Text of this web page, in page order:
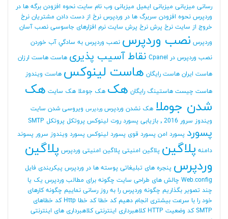
رسانی میزبانی میزبانی ایمیل میزبانی وب نام سایت نحوه افزودن برگه ها در
وردپرس نحوه افزودن سربرگ ها در وردپرس نرخ از دست دادن مشتریان نرخ
خروج از سایت نرخ پرش نرخ پرش سایت نرم افزارهای جاسوسی نصب آسان
وردپرس نصب وردپرس نصب وردپرس به سادگي آب خوردن
نصب وردپرس در Cpanel
نقاط آسیب پذیری هاست هاست ارزان
هاست ایران هاست رایگان هاست لینوکس هاست ویندوز
هاست چیست هاستینگ رایگان هک هک جوملا هک سایت هک
شدن جوملا هک نشدن وردپرس وردپرس ویروسی شدن سایت
ویندوز سرور 2016
٬ بازیابی پسورد روت لینوکس پروتکل پروتکل SMTP
پسورد پسورد امن پسورد قوی پسورد لینوکس پسورد ویندوز سرور پسوند
دامنه پلاگین پلاگین امنیتی پلاگین امنیتی وردپرس پلاگین
وردپرس پنجره های تبلیغاتی پوسته ها در وردپرس پیکربندی فایل
Web.config چالش های طراحی سایت چگونه برای مطالب وردپرس یک یا
چند تصویر بگذاریم چگونه وردپرس را به روز رسانی نماییم چگونه کارهای
خود را با سرعت بیشتری انجام دهیم کد خطا کد خطا Http
کد خطاهای
SMTP کد وضعیت HTTP کلاهبرداری اینترنتی کلاهبرداری های اینترنتی